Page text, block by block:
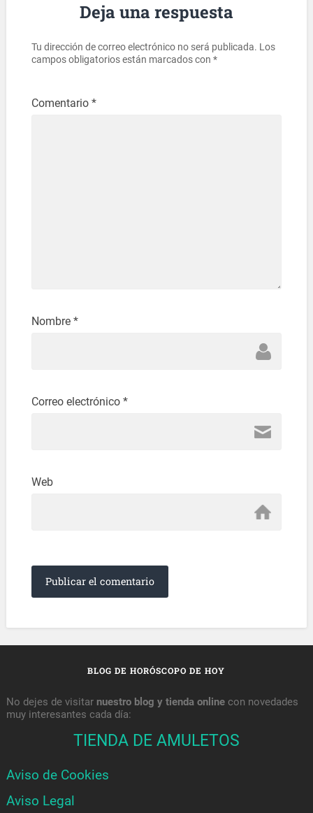
Deja una respuesta
Tu dirección de correo electrónico no será publicada. Los
campos obligatorios están marcados con *
Comentario *
Nombre *
Correo electrónico *
Web
BLOG DE HORÓSCOPO DE HOY
No dejes de visitar nuestro blog y tienda onlinecon novedades
muy interesantes cada día:
TIENDA DE AMULETOS
Aviso de Cookies
Aviso Legal